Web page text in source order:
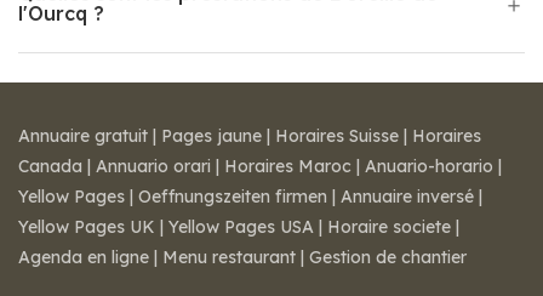
l'Ourcq ?
Annuaire gratuit | Pages jaune | Horaires Suisse | Horaires
Canada | Annuario orari | Horaires Maroc | Anuario-horario |
Yellow Pages | Oeffnungszeiten firmen | Annuaire inversé |
Yellow Pages UK | Yellow Pages USA | Horaire societe |
Agenda en ligne | Menu restaurant | Gestion de chantier